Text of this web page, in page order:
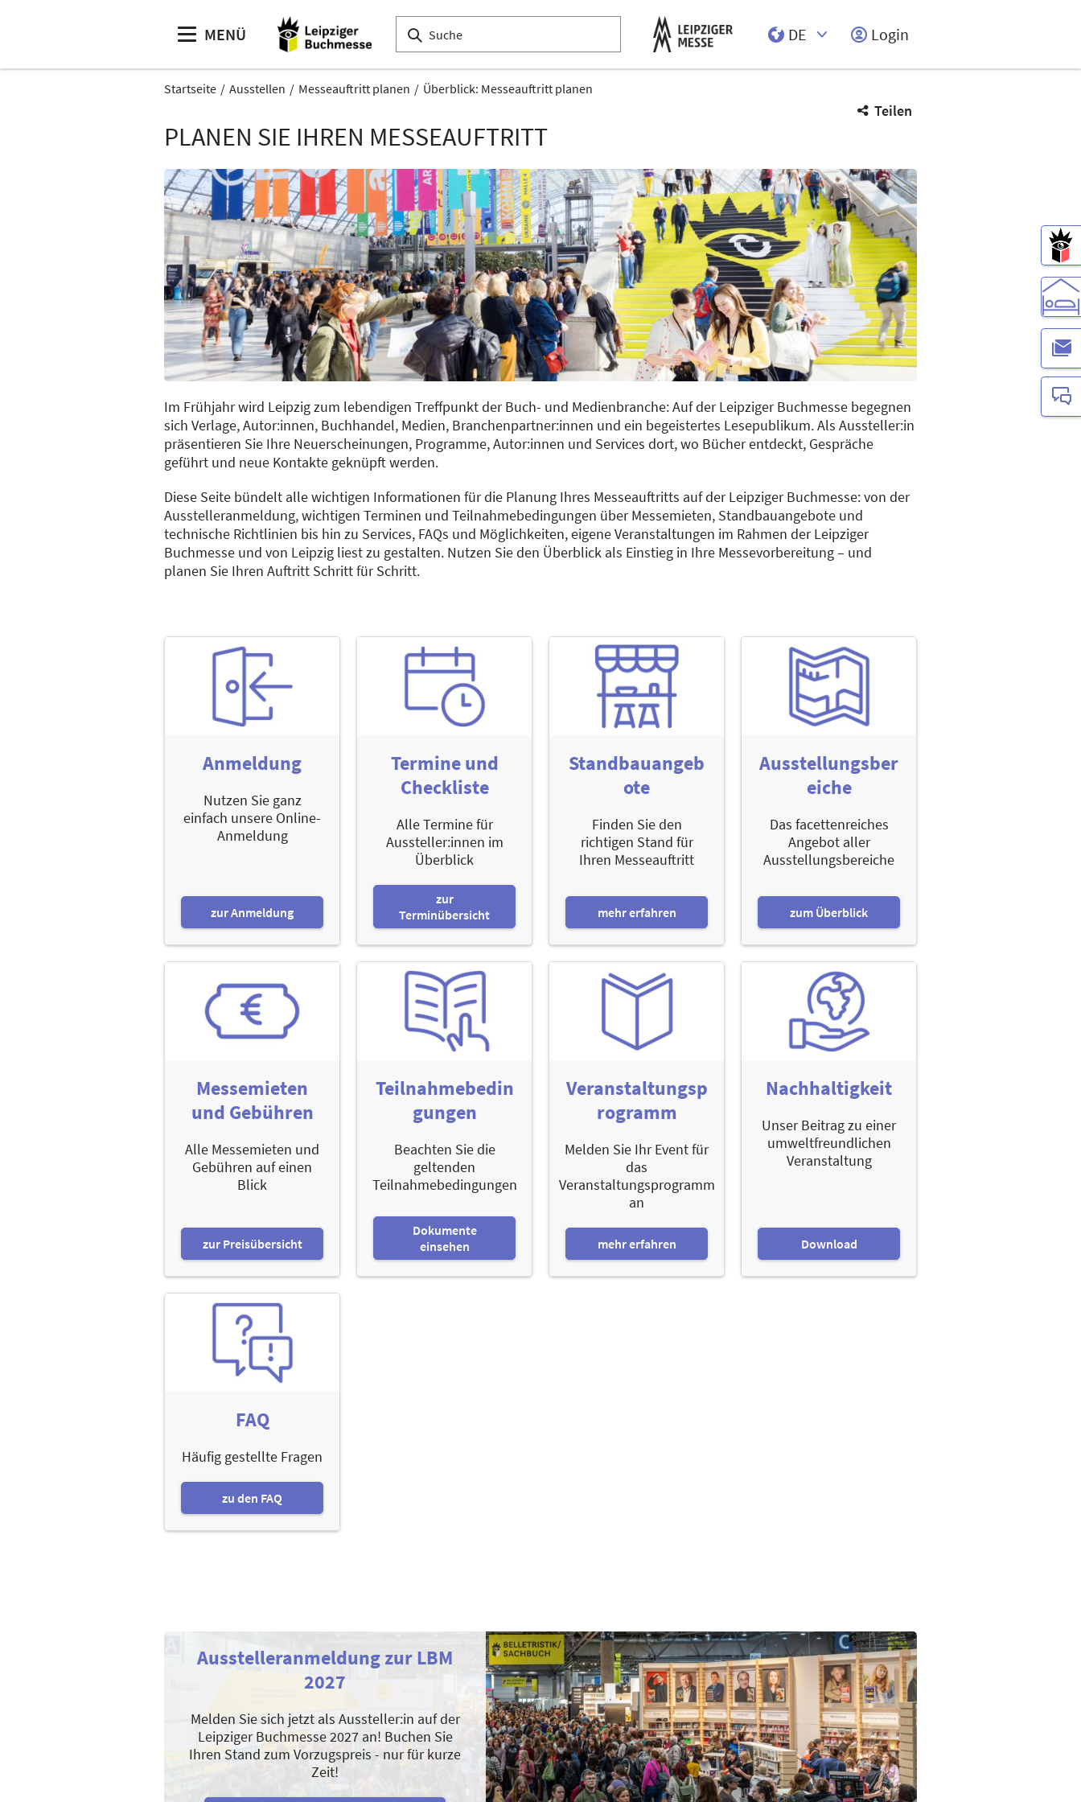
MENÜ
DE
Login
Startseite Ausstellen Messeauftritt planen Überblick: Messeauftritt planen
Teilen
PLANEN SIE IHREN MESSEAUFTRITT
Im Frühjahr wird Leipzig zum lebendigen Treffpunkt der Buch- und Medienbranche: Auf der Leipziger Buchmesse begegnen
sich Verlage, Autor:innen, Buchhandel, Medien, Branchenpartner:innen und ein begeistertes Lesepublikum. Als Aussteller:in
präsentieren Sie Ihre Neuerscheinungen, Programme, Autor:innen und Services dort, wo Bücher entdeckt, Gespräche
geführt und neue Kontakte geknüpft werden.
Diese Seite bündelt alle wichtigen Informationen für die Planung Ihres Messeauftritts auf der Leipziger Buchmesse: von der
Ausstelleranmeldung, wichtigen Terminen und Teilnahmebedingungen über Messemieten, Standbauangebote und
technische Richtlinien bis hin zu Services, FAQs und Möglichkeiten, eigene Veranstaltungen im Rahmen der Leipziger
Buchmesse und von Leipzig liest zu gestalten. Nutzen Sie den Überblick als Einstieg in Ihre Messevorbereitung – und
planen Sie Ihren Auftritt Schritt für Schritt.
Anmeldung
Nutzen Sie ganz
einfach unsere Online-
Anmeldung
zur Anmeldung
Termine und
Checkliste
Alle Termine für
Aussteller:innen im
Überblick
zur
Terminübersicht
Standbauangeb
ote
Finden Sie den
richtigen Stand für
Ihren Messeauftritt
mehr erfahren
Ausstellungsber
eiche
Das facettenreiches
Angebot aller
Ausstellungsbereiche
zum Überblick
Messemieten
und Gebühren
Alle Messemieten und
Gebühren auf einen
Blick
zur Preisübersicht
Teilnahmebedin
gungen
Beachten Sie die
geltenden
Teilnahmebedingungen
Dokumente
einsehen
Veranstaltungsp
rogramm
Melden Sie Ihr Event für
das
Veranstaltungsprogramm
an
mehr erfahren
Nachhaltigkeit
Unser Beitrag zu einer
umweltfreundlichen
Veranstaltung
Download
FAQ
Häufig gestellte Fragen
zu den FAQ
Ausstelleranmeldung zur LBM
2027
Melden Sie sich jetzt als Aussteller:in auf der
Leipziger Buchmesse 2027 an! Buchen Sie
Ihren Stand zum Vorzugspreis - nur für kurze
Zeit!